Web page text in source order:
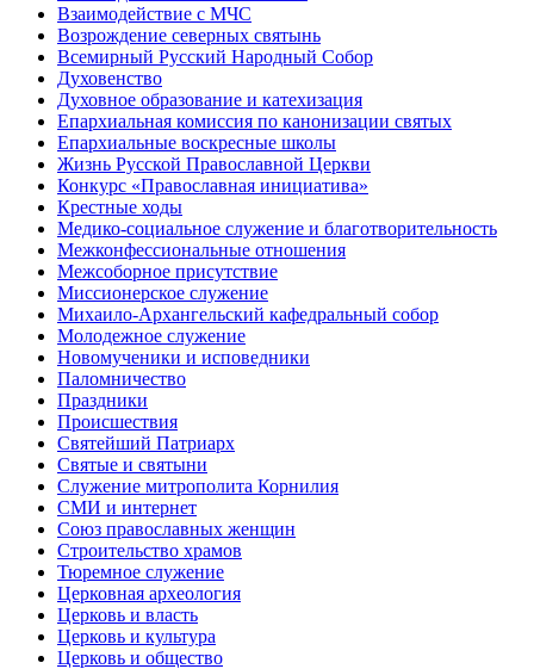
Взаимодействие с МЧС
Возрождение северных святынь
Всемирный Русский Народный Собор
Духовенство
Духовное образование и катехизация
Епархиальная комиссия по канонизации святых
Епархиальные воскресные школы
Жизнь Русской Православной Церкви
Конкурс «Православная инициатива»
Крестные ходы
Медико-социальное служение и благотворительность
Межконфессиональные отношения
Межсоборное присутствие
Миссионерское служение
Михаило-Архангельский кафедральный собор
Молодежное служение
Новомученики и исповедники
Паломничество
Праздники
Происшествия
Святейший Патриарх
Святые и святыни
Служение митрополита Корнилия
СМИ и интернет
Союз православных женщин
Строительство храмов
Тюремное служение
Церковная археология
Церковь и власть
Церковь и культура
Церковь и общество